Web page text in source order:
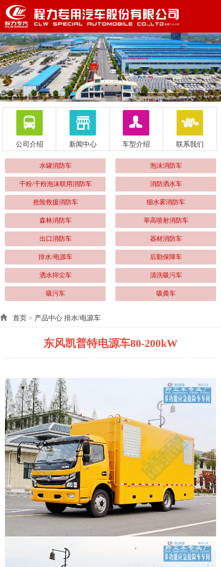
公司介绍 新闻中心 车型介绍 联系我们
水罐消防车 泡沫消防车
干粉/干粉泡沫联用消防车 消防洒水车
抢险救援消防车 细水雾消防车
森林消防车 举高喷射消防车
出口消防车 器材消防车
排水/电源车 后勤保障车
洒水抑尘车 清洗吸污车
吸污车 吸粪车
首页 > 产品中心 排水/电源车
东风凯普特电源车80-200kW